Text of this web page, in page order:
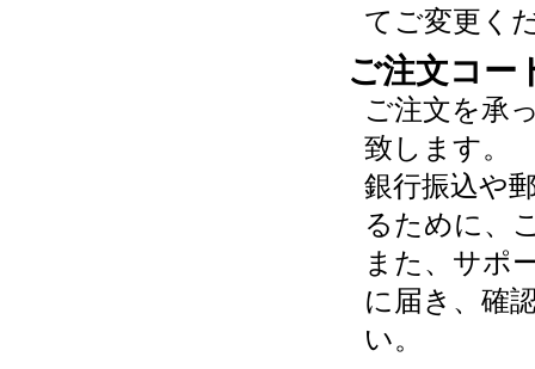
てご変更く
ご注文コー
ご注文を承
致します。
銀行振込や
るために、
また、サポ
に届き、確
い。